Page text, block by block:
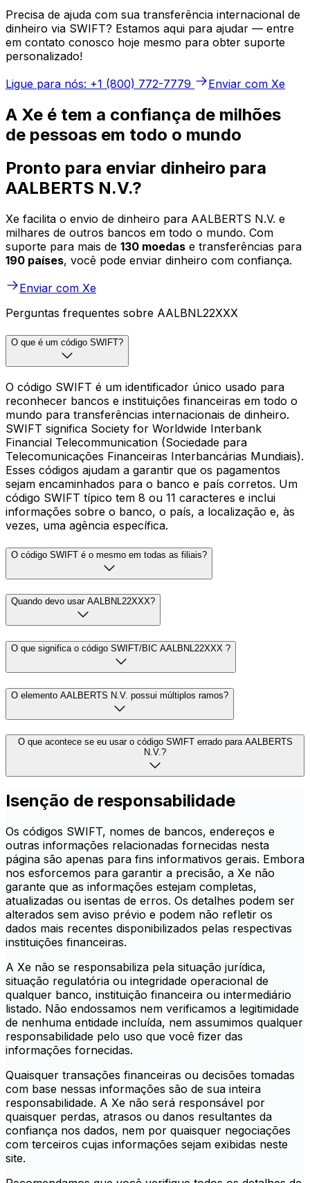
Precisa de ajuda com sua transferência internacional de
dinheiro via SWIFT? Estamos aqui para ajudar — entre
em contato conosco hoje mesmo para obter suporte
personalizado!
Ligue para nós: +1 (800) 772-7779
Enviar com Xe
A Xe é tem a confiança de milhões
de pessoas em todo o mundo
Pronto para enviar dinheiro para
AALBERTS N.V.?
Xe facilita o envio de dinheiro para AALBERTS N.V. e
milhares de outros bancos em todo o mundo. Com
suporte para mais de 130 moedas e transferências para
190 países, você pode enviar dinheiro com confiança.
Enviar com Xe
Perguntas frequentes sobre AALBNL22XXX
O que é um código SWIFT?
O código SWIFT é um identificador único usado para
reconhecer bancos e instituições financeiras em todo o
mundo para transferências internacionais de dinheiro.
SWIFT significa Society for Worldwide Interbank
Financial Telecommunication (Sociedade para
Telecomunicações Financeiras Interbancárias Mundiais).
Esses códigos ajudam a garantir que os pagamentos
sejam encaminhados para o banco e país corretos. Um
código SWIFT típico tem 8 ou 11 caracteres e inclui
informações sobre o banco, o país, a localização e, às
vezes, uma agência específica.
O código SWIFT é o mesmo em todas as filiais?
Quando devo usar AALBNL22XXX?
O que significa o código SWIFT/BIC AALBNL22XXX ?
O elemento AALBERTS N.V. possui múltiplos ramos?
O que acontece se eu usar o código SWIFT errado para AALBERTS
N.V.?
Isenção de responsabilidade
Os códigos SWIFT, nomes de bancos, endereços e
outras informações relacionadas fornecidas nesta
página são apenas para fins informativos gerais. Embora
nos esforcemos para garantir a precisão, a Xe não
garante que as informações estejam completas,
atualizadas ou isentas de erros. Os detalhes podem ser
alterados sem aviso prévio e podem não refletir os
dados mais recentes disponibilizados pelas respectivas
instituições financeiras.
A Xe não se responsabiliza pela situação jurídica,
situação regulatória ou integridade operacional de
qualquer banco, instituição financeira ou intermediário
listado. Não endossamos nem verificamos a legitimidade
de nenhuma entidade incluída, nem assumimos qualquer
responsabilidade pelo uso que você fizer das
informações fornecidas.
Quaisquer transações financeiras ou decisões tomadas
com base nessas informações são de sua inteira
responsabilidade. A Xe não será responsável por
quaisquer perdas, atrasos ou danos resultantes da
confiança nos dados, nem por quaisquer negociações
com terceiros cujas informações sejam exibidas neste
site.